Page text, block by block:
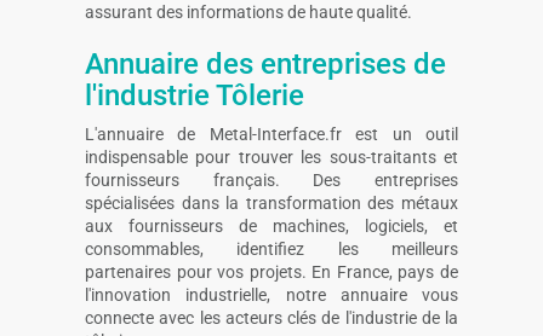
assurant des informations de haute qualité.
Annuaire des entreprises de
l'industrie Tôlerie
L'annuaire de Metal-Interface.fr est un outil
indispensable pour trouver les sous-traitants et
fournisseurs français. Des entreprises
spécialisées dans la transformation des métaux
aux fournisseurs de machines, logiciels, et
consommables, identifiez les meilleurs
partenaires pour vos projets. En France, pays de
l'innovation industrielle, notre annuaire vous
connecte avec les acteurs clés de l'industrie de la